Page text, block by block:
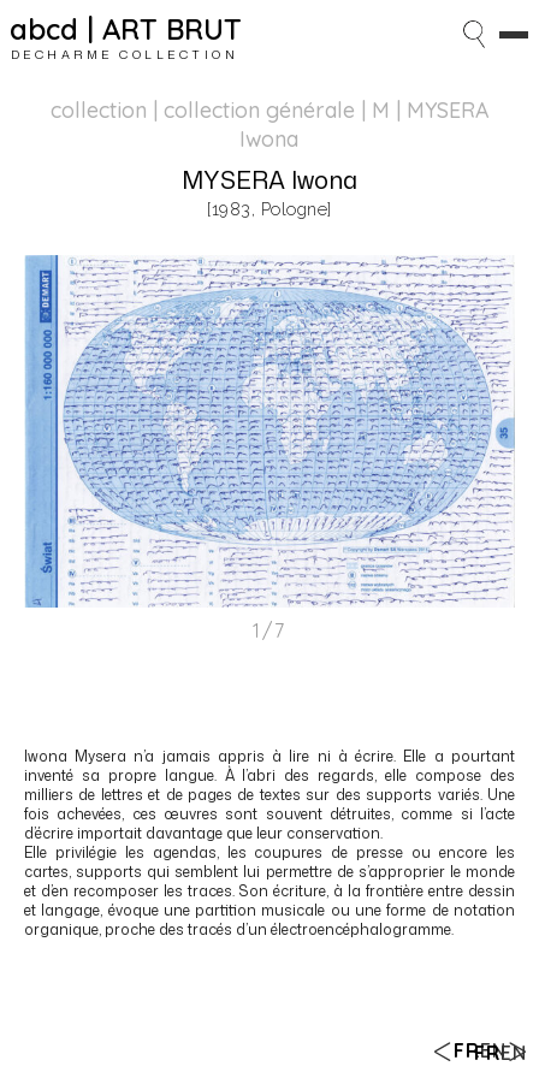
abcd | ART BRUT
DECHARME COLLECTION
FREN
collection | collection générale | M | MYSERA
Iwona
MYSERA Iwona
[1983, Pologne]
1/7
Iwona Mysera n’a jamais appris à lire ni à écrire. Elle a pourtant
inventé sa propre langue. À l’abri des regards, elle compose des
milliers de lettres et de pages de textes sur des supports variés. Une
fois achevées, ces œuvres sont souvent détruites, comme si l’acte
d’écrire importait davantage que leur conservation.
Elle privilégie les agendas, les coupures de presse ou encore les
cartes, supports qui semblent lui permettre de s’approprier le monde
et d’en recomposer les traces. Son écriture, à la frontière entre dessin
et langage, évoque une partition musicale ou une forme de notation
organique, proche des tracés d’un électroencéphalogramme.
FREN